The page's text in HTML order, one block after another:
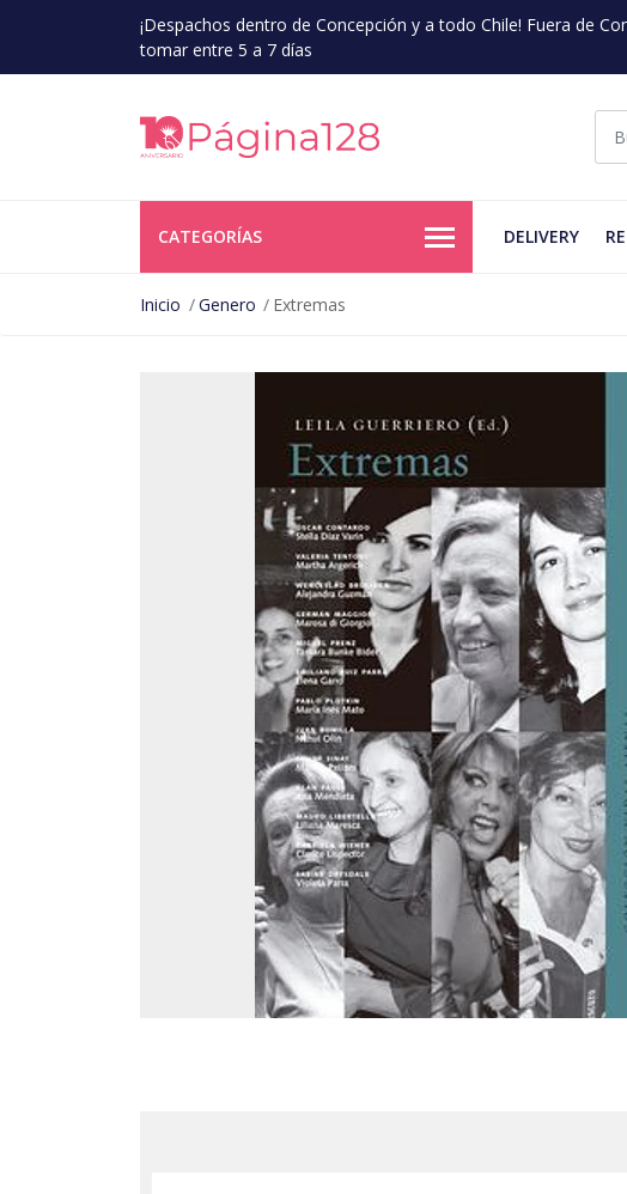
¡Despachos dentro de Concepción y a todo Chile! Fuera de
tomar entre 5 a 7 días
CATEGORÍAS DELIVERY
Inicio Genero Extremas